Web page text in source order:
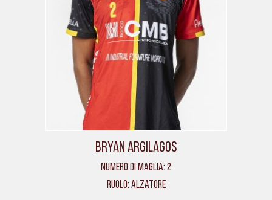
Bryan Argilagos
Numero di maglia: 2
Ruolo: Alzatore